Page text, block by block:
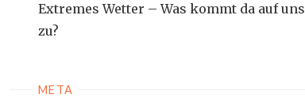
Extremes Wetter – Was kommt da auf uns
zu?
META